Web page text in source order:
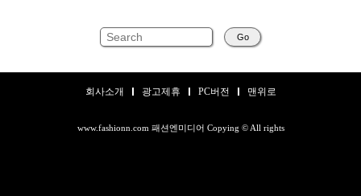
Go
회사소개 광고제휴 PC버전 맨위로
www.fashionn.com 패션엔미디어 Copying © All rights